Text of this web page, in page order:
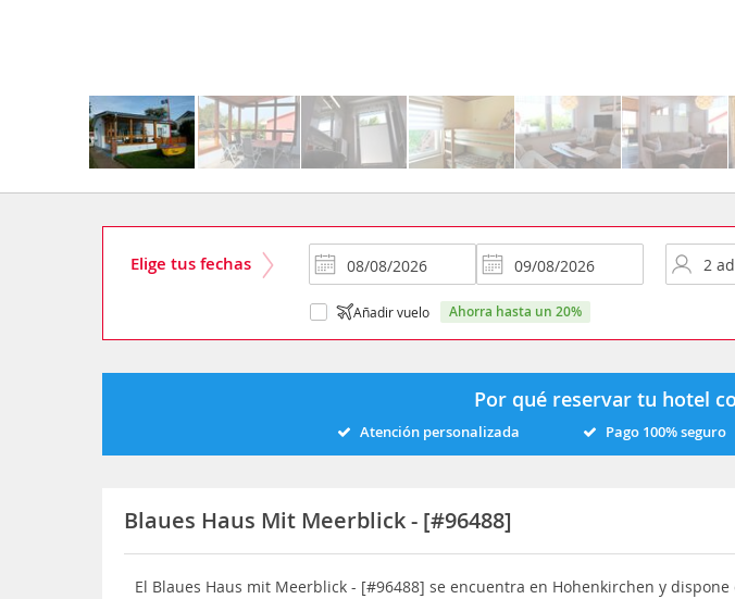
Elige tus fechas
Añadir vuelo ahorra hasta un 20%
Por qué reservar tu hotel
Atención personalizada Pago 100% seguro
Blaues Haus Mit Meerblick - [#96488]
El Blaues Haus mit Meerblick - [#96488] se encuentra en Hohenkirchen y